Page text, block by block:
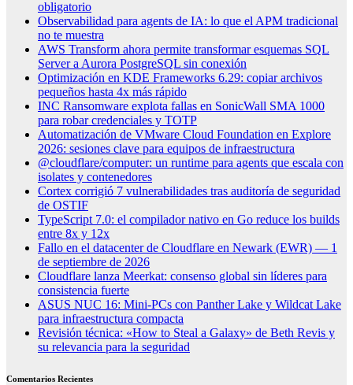
obligatorio
Observabilidad para agents de IA: lo que el APM tradicional
no te muestra
AWS Transform ahora permite transformar esquemas SQL
Server a Aurora PostgreSQL sin conexión
Optimización en KDE Frameworks 6.29: copiar archivos
pequeños hasta 4x más rápido
INC Ransomware explota fallas en SonicWall SMA 1000
para robar credenciales y TOTP
Automatización de VMware Cloud Foundation en Explore
2026: sesiones clave para equipos de infraestructura
@cloudflare/computer: un runtime para agents que escala con
isolates y contenedores
Cortex corrigió 7 vulnerabilidades tras auditoría de seguridad
de OSTIF
TypeScript 7.0: el compilador nativo en Go reduce los builds
entre 8x y 12x
Fallo en el datacenter de Cloudflare en Newark (EWR) — 1
de septiembre de 2026
Cloudflare lanza Meerkat: consenso global sin líderes para
consistencia fuerte
ASUS NUC 16: Mini-PCs con Panther Lake y Wildcat Lake
para infraestructura compacta
Revisión técnica: «How to Steal a Galaxy» de Beth Revis y
su relevancia para la seguridad
Comentarios Recientes